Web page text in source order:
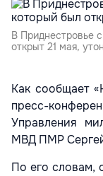
В Приднестровье
открыт 21 мая,
Как сообщает
пресс-
Управления
МВД ПМР
По его словам,